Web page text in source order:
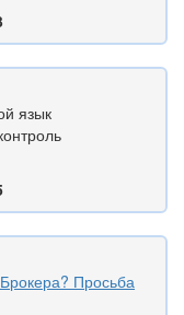
язык
Просьба